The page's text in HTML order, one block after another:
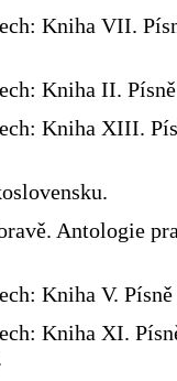
Kniha VII.
Kniha II.
Kniha XIII.
Antologie
Kniha V.
Kniha XI.